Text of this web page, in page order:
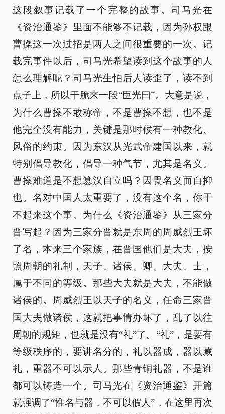
这段叙事记载了一个完整的故事。司马光在
《资治通鉴》里面不能够不记载，因为孙权跟
曹操这一次过招是两人之间很重要的一次。记
载完事件以后，司马光希望读到这个故事的人
怎么理解呢？司马光生怕后人读歪了，读不到
点子上，所以干脆来一段“臣光曰”。大意是说，
为什么曹操不敢称帝，不是曹操不想，也不是
他完全没有能力，关键是那时候有一种教化、
风俗的约束。因为东汉从光武帝建国以来，就
特别倡导教化，倡导一种气节，尤其是名义。
曹操难道是不想篡汉自立吗？因畏名义而自抑
也。名对中国人太重要了，没有这个名，你干
不起来这个事。为什么《资治通鉴》从三家分
晋写起？因为三家分晋就是东周的周威烈王坏
了名，本来三个家族，在晋国他们是大夫，按
照周朝的礼制，天子、诸侯、卿、大夫、士，
属于不同的等级。那些大夫就是大夫，不能做
诸侯的。周威烈王以天子的名义，任命三家晋
国大夫做诸侯，这就把事情办坏了，乱了以往
周朝的规矩，也就是没有“礼”了。“礼”，是要有
等级秩序的，要讲名分的，礼以器成，器以藏
礼，重器不可以示人。那些青铜礼器，不是谁
都可以铸造一个。司马光在《资治通鉴》开篇
就强调了“惟名与器，不可以假人”，在这里再次